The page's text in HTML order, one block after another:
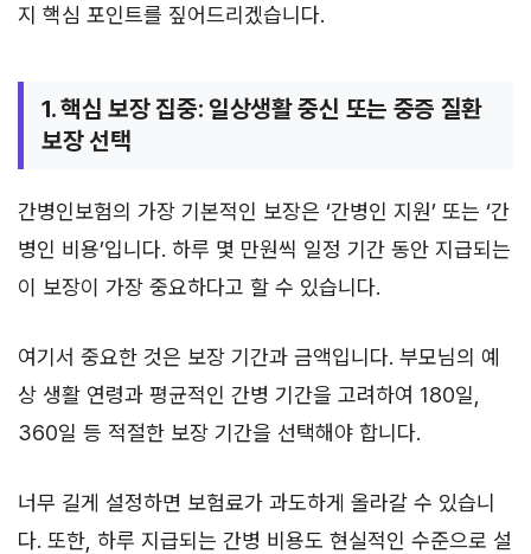
지 핵심 포인트를 짚어드리겠습니다.
1. 핵심 보장 집중: 일상생활 중신 또는 중증 질환
보장 선택
간병인보험의 가장 기본적인 보장은 ‘간병인 지원’ 또는 ‘간
병인 비용’입니다. 하루 몇 만원씩 일정 기간 동안 지급되는
이 보장이 가장 중요하다고 할 수 있습니다.
여기서 중요한 것은 보장 기간과 금액입니다. 부모님의 예
상 생활 연령과 평균적인 간병 기간을 고려하여 180일,
360일 등 적절한 보장 기간을 선택해야 합니다.
너무 길게 설정하면 보험료가 과도하게 올라갈 수 있습니
다. 또한, 하루 지급되는 간병 비용도 현실적인 수준으로 설